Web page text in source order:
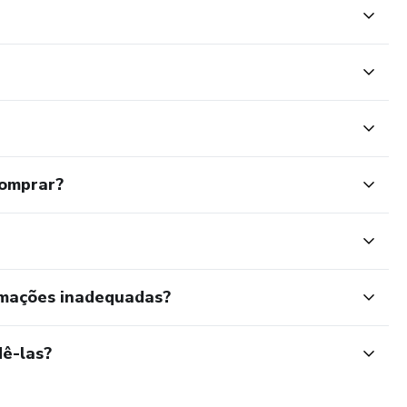
inadequadas?
las?